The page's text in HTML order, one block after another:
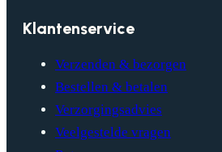
Klantenservice
Verzenden & bezorgen
Bestellen & betalen
Verzorgingsadvies
Veelgestelde vragen